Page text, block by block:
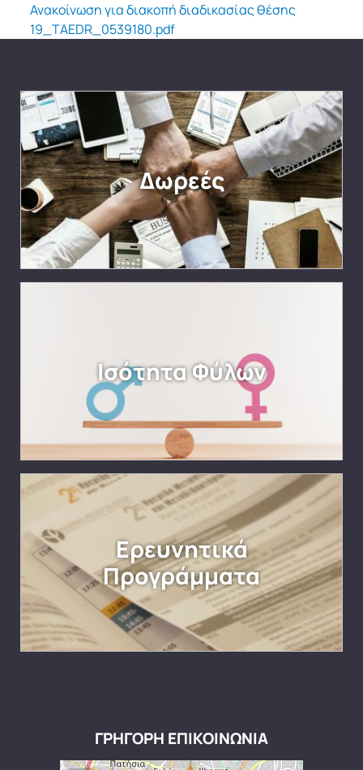
Ανακοίνωση για διακοπή διαδικασίας θέσης
19_TAEDR_0539180.pdf
Δωρεές
Ισότητα Φύλων
Ερευνητικά
Προγράμματα
ΓΡΗΓΟΡΗ ΕΠΙΚΟΙΝΩΝΙΑ